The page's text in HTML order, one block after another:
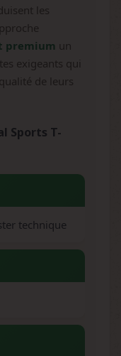
les
premium un
exigeants qui
de leurs
Sports T-
technique